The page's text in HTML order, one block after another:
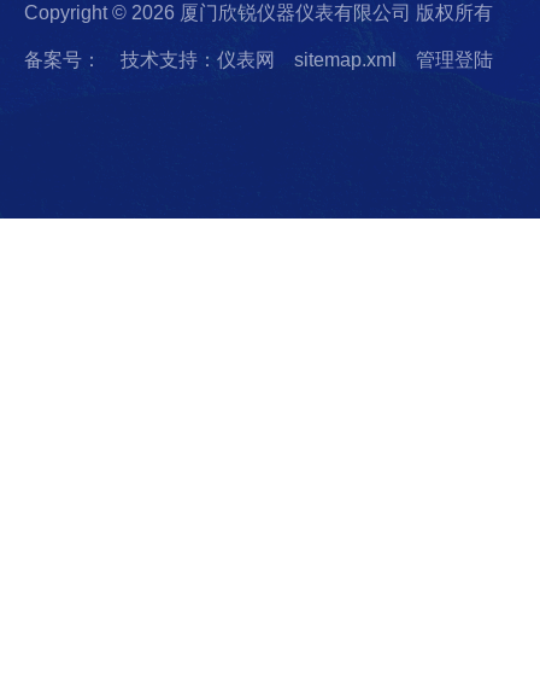
Copyright © 2026 厦门欣锐仪器仪表有限公司 版权所有
备案号： 技术支持：仪表网 sitemap.xml 管理登陆